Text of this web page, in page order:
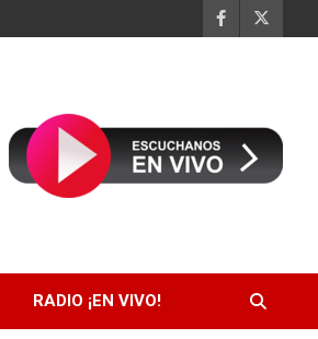
RADIO ¡EN VIVO!